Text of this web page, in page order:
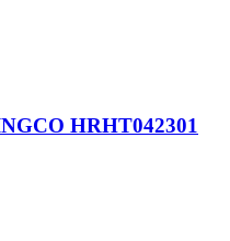
HRHT042301